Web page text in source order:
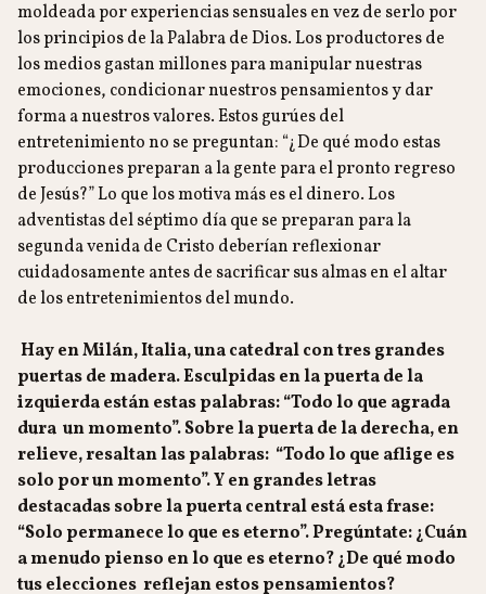
moldeada por experiencias sensuales en vez de serlo por
los principios de la Palabra de Dios. Los productores de
los medios gastan millones para manipular nuestras
emociones, condicionar nuestros pensamientos y dar
forma a nuestros valores. Estos gurúes del
entretenimiento no se preguntan: “¿De qué modo estas
producciones preparan a la gente para el pronto regreso
de Jesús?” Lo que los motiva más es el dinero. Los
adventistas del séptimo día que se preparan para la
segunda venida de Cristo deberían reflexionar
cuidadosamente antes de sacrificar sus almas en el altar
de los entretenimientos del mundo.
Hay en Milán, Italia, una catedral con tres grandes
puertas de madera. Esculpidas en la puerta de la
izquierda están estas palabras: “Todo lo que agrada
dura un momento”. Sobre la puerta de la derecha, en
relieve, resaltan las palabras: “Todo lo que aflige es
solo por un momento”. Y en grandes letras
destacadas sobre la puerta central está esta frase:
“Solo permanece lo que es eterno”. Pregúntate: ¿Cuán
a menudo pienso en lo que es eterno? ¿De qué modo
tus elecciones reflejan estos pensamientos?